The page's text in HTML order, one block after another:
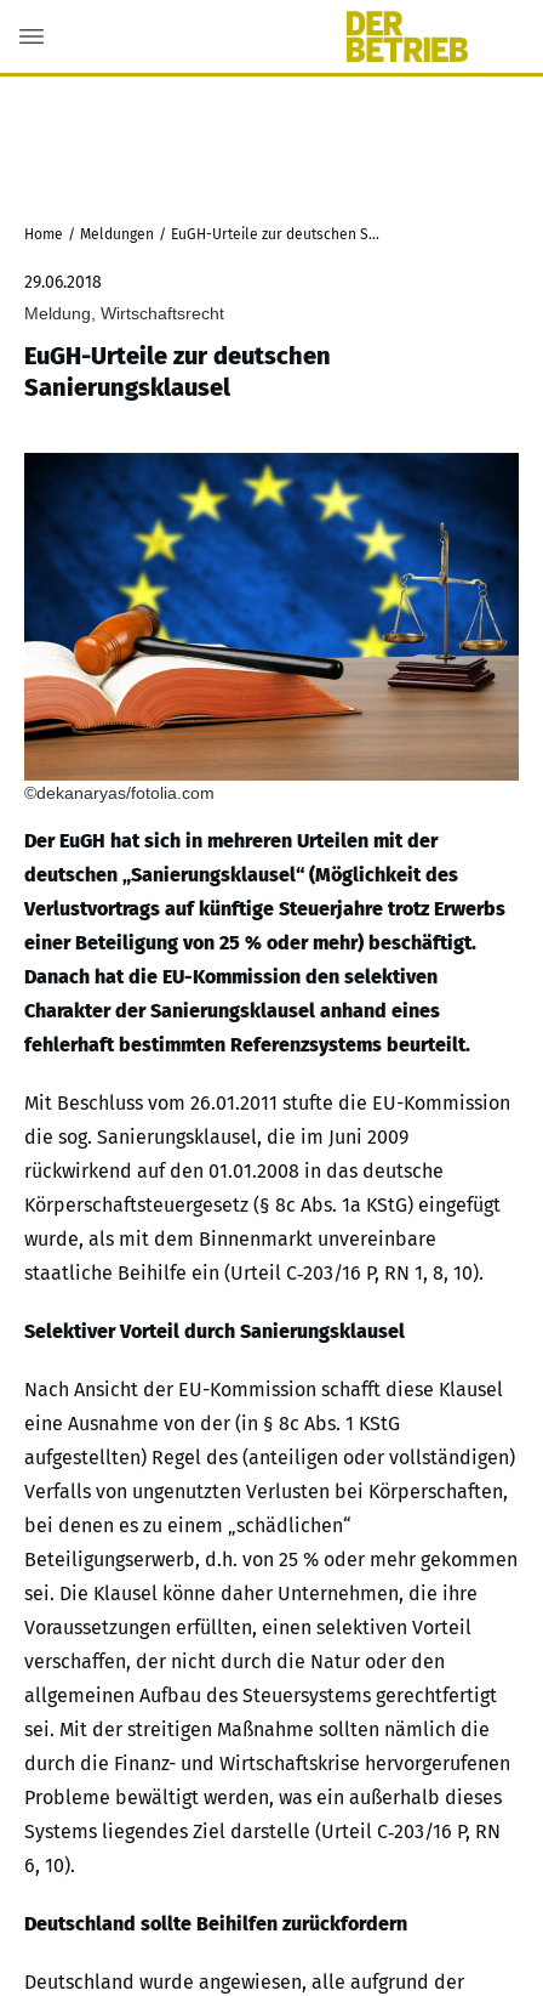
Home / Meldungen / EuGH-Urteile zur deutschen Sanierungsklausel
29.06.2018
Meldung, Wirtschaftsrecht
EuGH-Urteile zur deutschen
Sanierungsklausel
©dekanaryas/fotolia.com
Der EuGH hat sich in mehreren Urteilen mit der
deutschen „Sanierungsklausel“ (Möglichkeit des
Verlustvortrags auf künftige Steuerjahre trotz Erwerbs
einer Beteiligung von 25 % oder mehr) beschäftigt.
Danach hat die EU-Kommission den selektiven
Charakter der Sanierungsklausel anhand eines
fehlerhaft bestimmten Referenzsystems beurteilt.
Mit Beschluss vom 26.01.2011 stufte die EU-Kommission
die sog. Sanierungsklausel, die im Juni 2009
rückwirkend auf den 01.01.2008 in das deutsche
Körperschaftsteuergesetz (§ 8c Abs. 1a KStG) eingefügt
wurde, als mit dem Binnenmarkt unvereinbare
staatliche Beihilfe ein (Urteil C‑203/16 P, RN 1, 8, 10).
Selektiver Vorteil durch Sanierungsklausel
Nach Ansicht der EU-Kommission schafft diese Klausel
eine Ausnahme von der (in § 8c Abs. 1 KStG
aufgestellten) Regel des (anteiligen oder vollständigen)
Verfalls von ungenutzten Verlusten bei Körperschaften,
bei denen es zu einem „schädlichen“
Beteiligungserwerb, d.h. von 25 % oder mehr gekommen
sei. Die Klausel könne daher Unternehmen, die ihre
Voraussetzungen erfüllten, einen selektiven Vorteil
verschaffen, der nicht durch die Natur oder den
allgemeinen Aufbau des Steuersystems gerechtfertigt
sei. Mit der streitigen Maßnahme sollten nämlich die
durch die Finanz- und Wirtschaftskrise hervorgerufenen
Probleme bewältigt werden, was ein außerhalb dieses
Systems liegendes Ziel darstelle (Urteil C‑203/16 P, RN
6, 10).
Deutschland sollte Beihilfen zurückfordern
Deutschland wurde angewiesen, alle aufgrund der